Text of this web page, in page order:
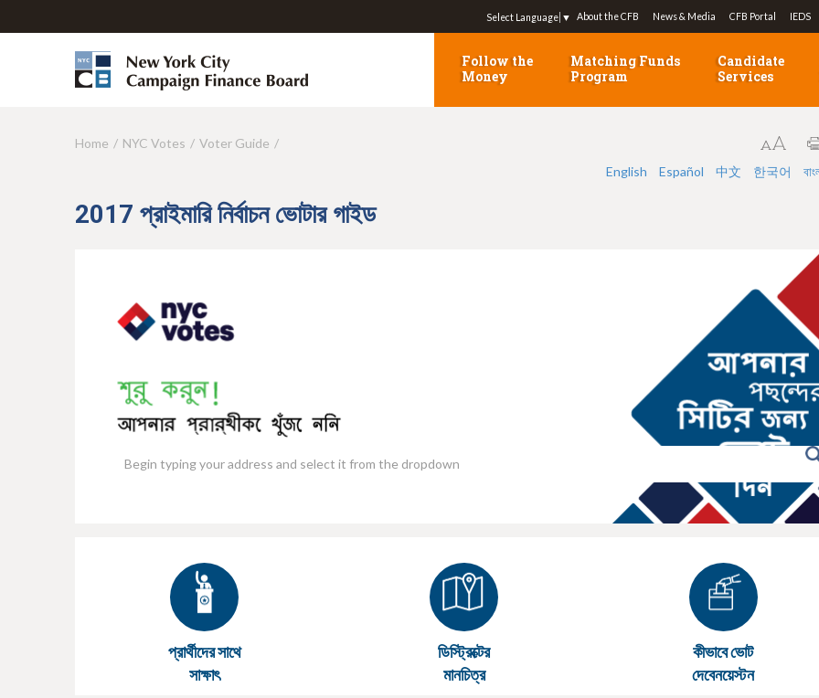
Jump to navigation
Select Language ▼ About the CFB News & Media CFB Portal IEDS
Follow the
Money
Matching Funds
Program
Candidate
Services
Y
u
Home NYC Votes
Voter Guide
English
Español 中文 한국어
2017 প্রাইমারি নির্বাচন ভোটার গাইড
প্রার্থীদের সাথে
সাক্ষাৎ
ডিস্ট্রিক্টের
মানচিত্র
কীভাবে ভোট
দেবেনয়েস্টন